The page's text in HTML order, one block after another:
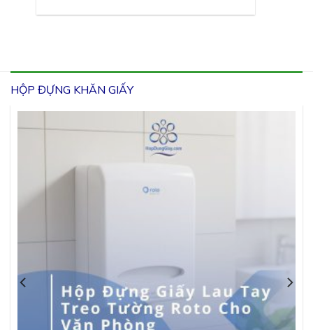
HỘP ĐỰNG KHĂN GIẤY